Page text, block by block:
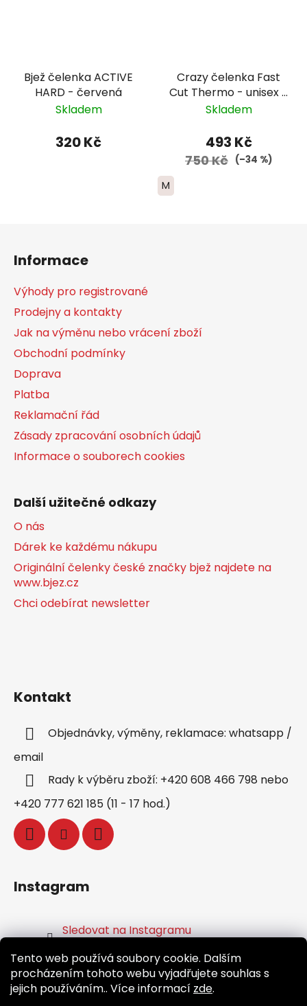
Tento web používá soubory cookie. Dalším
procházením tohoto webu vyjadřujete souhlas s
jejich používáním.. Více informací zde.
Bjež čelenka ACTIVE
HARD - červená
Skladem
320 Kč
Crazy čelenka Fast
Cut Thermo - unisex -
vzor pine tree
Skladem
493 Kč
750 Kč (–34 %)
M
Informace
Výhody pro registrované
Prodejny a kontakty
Jak na výměnu nebo vrácení zboží
Obchodní podmínky
Doprava
Platba
Reklamační řád
Zásady zpracování osobních údajů
Informace o souborech cookies
Další užitečné odkazy
O nás
Dárek ke každému nákupu
Originální čelenky české značky bjež najdete na
www.bjez.cz
Chci odebírat newsletter
Kontakt
Objednávky, výměny, reklamace: whatsapp /
email
Rady k výběru zboží: +420 608 466 798 nebo
+420 777 621 185 (11 - 17 hod.)
Instagram
Sledovat na Instagramu
Facebook